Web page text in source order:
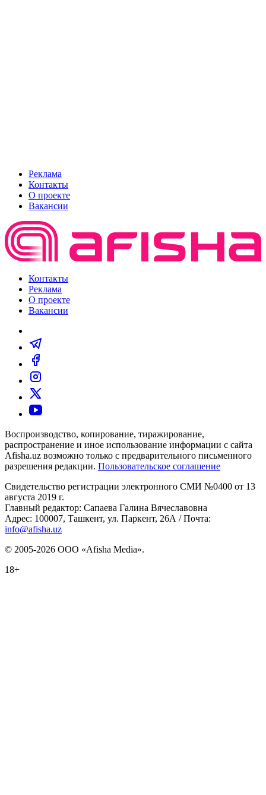
Реклама
Контакты
О проекте
Вакансии
Контакты
Реклама
О проекте
Вакансии
Воспроизводство, копирование, тиражирование,
распространение и иное использование информации с сайта
Afisha.uz возможно только с предварительного письменного
разрешения редакции. Пользовательское соглашение
Свидетельство регистрации электронного СМИ №0400 от 13
августа 2019 г.
Главный редактор: Сапаева Галина Вячеславовна
Адрес: 100007, Ташкент, ул. Паркент, 26А / Почта:
info@afisha.uz
© 2005-2026 ООО «Afisha Media».
18+